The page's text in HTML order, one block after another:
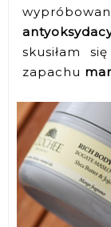
skusiłam
zapachu